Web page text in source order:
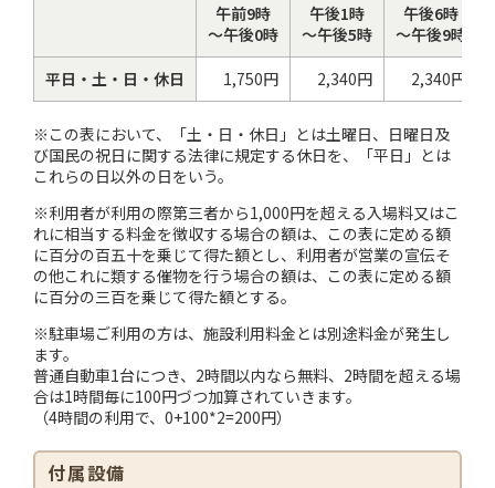
午前9時
～午後0時
午後1時
～午後5時
午後6時
～午後9時
平日・土・日・休日
1,750円 2,340円 2,340円
※この表において、「土・日・休日」とは土曜日、日曜日及
び国民の祝日に関する法律に規定する休日を、「平日」とは
これらの日以外の日をいう。
※利用者が利用の際第三者から1,000円を超える入場料又はこ
れに相当する料金を徴収する場合の額は、この表に定める額
に百分の百五十を乗じて得た額とし、利用者が営業の宣伝そ
の他これに類する催物を行う場合の額は、この表に定める額
に百分の三百を乗じて得た額とする。
※駐車場ご利用の方は、施設利用料金とは別途料金が発生し
ます。
普通自動車1台につき、2時間以内なら無料、2時間を超える場
合は1時間毎に100円づつ加算されていきます。
（4時間の利用で、0+100*2=200円）
付属設備